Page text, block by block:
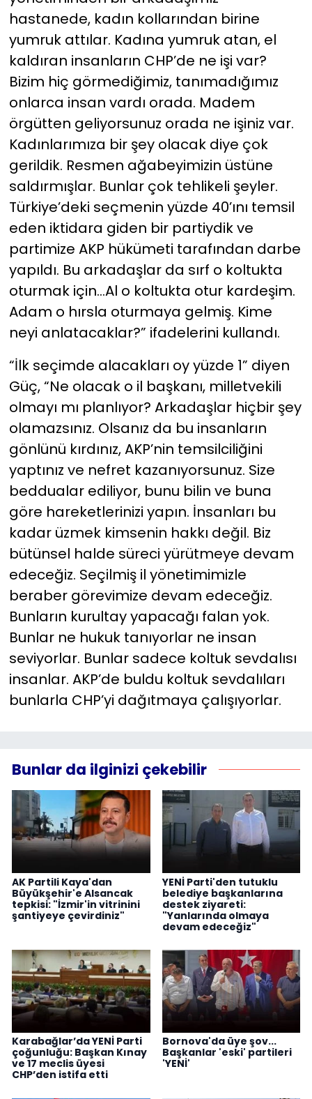
hastanede, kadın kollarından birine
yumruk attılar. Kadına yumruk atan, el
kaldıran insanların CHP’de ne işi var?
Bizim hiç görmediğimiz, tanımadığımız
onlarca insan vardı orada. Madem
örgütten geliyorsunuz orada ne işiniz var.
Kadınlarımıza bir şey olacak diye çok
gerildik. Resmen ağabeyimizin üstüne
saldırmışlar. Bunlar çok tehlikeli şeyler.
Türkiye’deki seçmenin yüzde 40’ını temsil
eden iktidara giden bir partiydik ve
partimize AKP hükümeti tarafından darbe
yapıldı. Bu arkadaşlar da sırf o koltukta
oturmak için…Al o koltukta otur kardeşim.
Adam o hırsla oturmaya gelmiş. Kime
neyi anlatacaklar?” ifadelerini kullandı.
“İlk seçimde alacakları oy yüzde 1” diyen
Güç, “Ne olacak o il başkanı, milletvekili
olmayı mı planlıyor? Arkadaşlar hiçbir şey
olamazsınız. Olsanız da bu insanların
gönlünü kırdınız, AKP’nin temsilciliğini
yaptınız ve nefret kazanıyorsunuz. Size
beddualar ediliyor, bunu bilin ve buna
göre hareketlerinizi yapın. İnsanları bu
kadar üzmek kimsenin hakkı değil. Biz
bütünsel halde süreci yürütmeye devam
edeceğiz. Seçilmiş il yönetimimizle
beraber görevimize devam edeceğiz.
Bunların kurultay yapacağı falan yok.
Bunlar ne hukuk tanıyorlar ne insan
seviyorlar. Bunlar sadece koltuk sevdalısı
insanlar. AKP’de buldu koltuk sevdalıları
bunlarla CHP’yi dağıtmaya çalışıyorlar.
Bunlar da ilginizi çekebilir
AK Partili Kaya'dan
Büyükşehir'e Alsancak
tepkisi: "İzmir'in vitrinini
şantiyeye çevirdiniz"
YENİ Parti'den tutuklu
belediye başkanlarına
destek ziyareti:
"Yanlarında olmaya
devam edeceğiz"
Karabağlar’da YENİ Parti
çoğunluğu: Başkan Kınay
ve 17 meclis üyesi
CHP’den istifa etti
Bornova'da üye şov...
Başkanlar 'eski' partileri
'YENİ'